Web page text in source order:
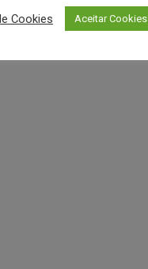
Cotar
Cookies Aceitar Cookies